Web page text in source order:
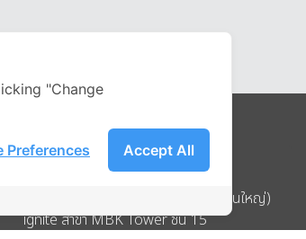
Address
บริษัท อิกไนท์ เอ สตาร์ จำกัด (สำนักงานใหญ่)
ignite สาขา MBK Tower ชั้น 15
"Change
Accept All
Preferences